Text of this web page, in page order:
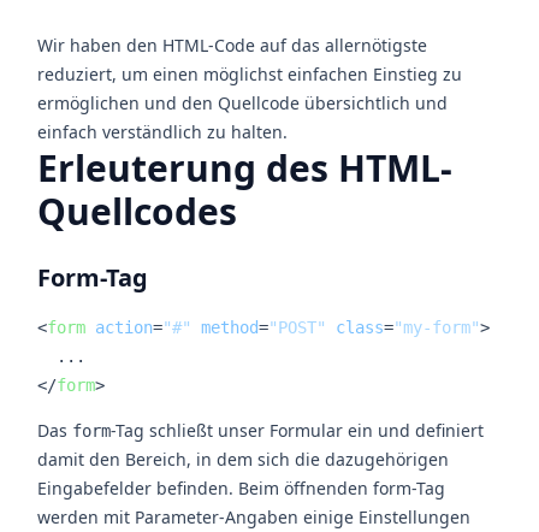
Wir haben den HTML-Code auf das allernötigste
reduziert, um einen möglichst einfachen Einstieg zu
ermöglichen und den Quellcode übersichtlich und
einfach verständlich zu halten.
Erleuterung des HTML-
Quellcodes
Form-Tag
<form action="#" method="POST" class="my-form">
</form>
Das form-Tag schließt unser Formular ein und definiert
damit den Bereich, in dem sich die dazugehörigen
Eingabefelder befinden. Beim öffnenden form-Tag
werden mit Parameter-Angaben einige Einstellungen